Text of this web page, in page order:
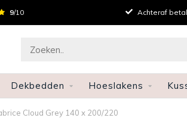
9/10 Achteraf
Dekbedden Hoeslakens
Cloud Grey 140 x 200/220